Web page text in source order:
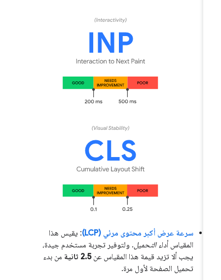
سرعة عرض أكبر محتوى مرئي (LCP)
: يقيس هذا
المقياس أداء التحميل. ولتوفير تجربة مستخدم جيدة،
يجب ألا تزيد قيمة هذا المقياس عن 2.5 ثانية
من بدء
تحميل الصفحة لأول مرة.